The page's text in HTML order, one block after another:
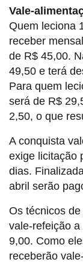
Vale-
Quem leciona
receber
de R$ 45,00.
49,50 e terá
Para quem
será de R$
2,50, o que
A conquista
exige licitação
dias.
abril serão
Os técnicos
vale-refeição
9,00. Como
receberão